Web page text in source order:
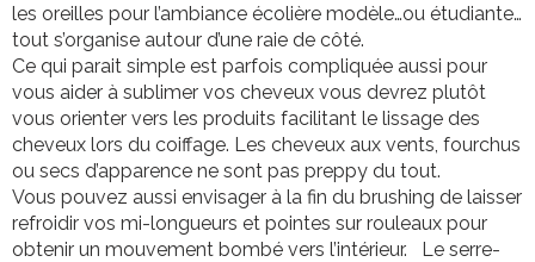
les oreilles pour l’ambiance écolière modèle…ou étudiante…
tout s’organise autour d’une raie de côté.
Ce qui parait simple est parfois compliquée aussi pour
vous aider à sublimer vos cheveux vous devrez plutôt
vous orienter vers les produits facilitant le lissage des
cheveux lors du coiffage. Les cheveux aux vents, fourchus
ou secs d’apparence ne sont pas preppy du tout.
Vous pouvez aussi envisager à la fin du brushing de laisser
refroidir vos mi-longueurs et pointes sur rouleaux pour
obtenir un mouvement bombé vers l’intérieur. Le serre-